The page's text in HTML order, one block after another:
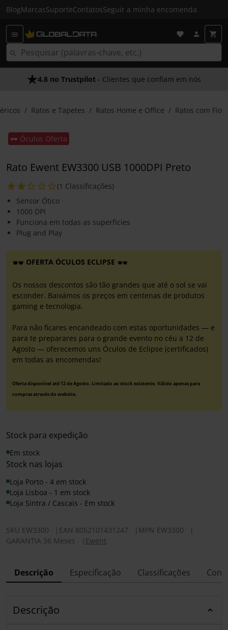
BlogMarcasSuporteContatosSeguir a minha encomenda
4.8 no Trustpilot - Clientes que confiam em nós
Ratos e Tapetes Ratos Home e Office Ratos com Fio
🕶️ Óculos Oferta
Rato Ewent EW3300 USB 1000DPI Preto
(1 Classificações)
Sensor Ótico
1000 DPI
Funciona em todas as superfícies
Plug and Play
OFERTA ÓCULOS ECLIPSE
Os nossos descontos são tão grandes que até o sol se vai
esconder. Baixámos os preços em centenas de produtos
gaming e tecnologia.
Para não ficares encandeado com estas oportunidades — e
para te preparares para o grande evento no céu a 12 de
Agosto — oferecemos uns Óculos de Eclipse (certificados)
em todas as encomendas!
Oferta disponível até 12 de Agosto. Limitado ao stock existente. Válido apenas para
compras através do website.
Stock para expedição
Em stock
Stock nas lojas
Loja Porto - 4 em stock
Loja Lisboa - 1 em stock
Loja Sintra / Cascais - Em stock
SKU EW3300 EAN 8052101431247 MPN EW3300
GARANTIA 36 Meses
Ewent
Descrição Especificação Classificações
Descrição